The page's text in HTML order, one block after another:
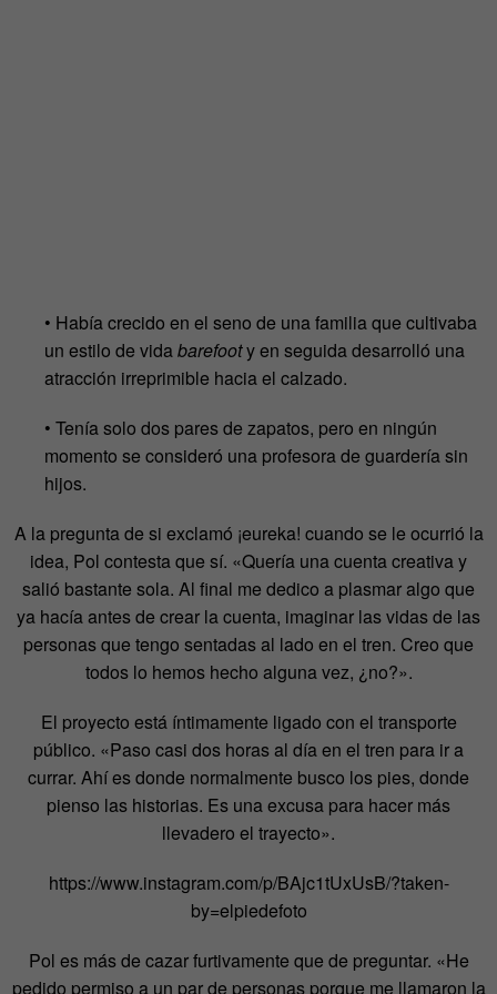
• Había crecido en el seno de una familia que cultivaba
un estilo de vidabarefooty en seguida desarrolló una
atracción irreprimible hacia el calzado.
• Tenía solo dos pares de zapatos, pero en ningún
momento se consideró una profesora de guardería sin
hijos.
A la pregunta de si exclamó ¡eureka! cuando se le ocurrió la
idea, Pol contesta que sí. «Quería una cuenta creativa y
salió bastante sola. Al final me dedico a plasmar algo que
ya hacía antes de crear la cuenta, imaginar las vidas de las
personas que tengo sentadas al lado en el tren. Creo que
todos lo hemos hecho alguna vez, ¿no?».
El proyecto está íntimamente ligado con el transporte
público. «Paso casi dos horas al día en el tren para ir a
currar. Ahí es donde normalmente busco los pies, donde
pienso las historias. Es una excusa para hacer más
llevadero el trayecto».
https://www.instagram.com/p/BAjc1tUxUsB/?taken-
by=elpiedefoto
Pol es más de cazar furtivamente que de preguntar. «He
pedido permiso a un par de personas porque me llamaron la